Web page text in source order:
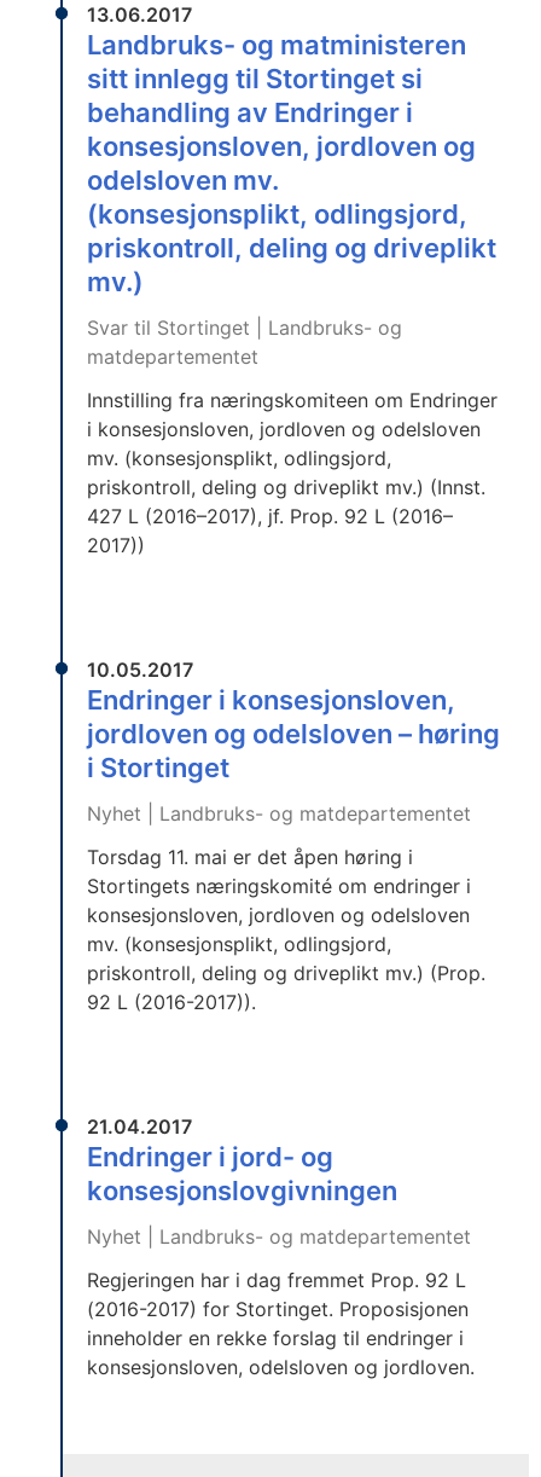
13.06.2017
Landbruks- og matministeren
sitt innlegg til Stortinget si
behandling av Endringer i
konsesjonsloven, jordloven og
odelsloven mv.
(konsesjonsplikt, odlingsjord,
priskontroll, deling og driveplikt
mv.)
Svar til Stortinget | Landbruks- og
matdepartementet
Innstilling fra næringskomiteen om Endringer
i konsesjonsloven, jordloven og odelsloven
mv. (konsesjonsplikt, odlingsjord,
priskontroll, deling og driveplikt mv.) (Innst.
427 L (2016–2017), jf. Prop. 92 L (2016–
2017))
10.05.2017
Endringer i konsesjonsloven,
jordloven og odelsloven – høring
i Stortinget
Nyhet | Landbruks- og matdepartementet
Torsdag 11. mai er det åpen høring i
Stortingets næringskomité om endringer i
konsesjonsloven, jordloven og odelsloven
mv. (konsesjonsplikt, odlingsjord,
priskontroll, deling og driveplikt mv.) (Prop.
92 L (2016-2017)).
21.04.2017
Endringer i jord- og
konsesjonslovgivningen
Nyhet | Landbruks- og matdepartementet
Regjeringen har i dag fremmet Prop. 92 L
(2016-2017) for Stortinget. Proposisjonen
inneholder en rekke forslag til endringer i
konsesjonsloven, odelsloven og jordloven.